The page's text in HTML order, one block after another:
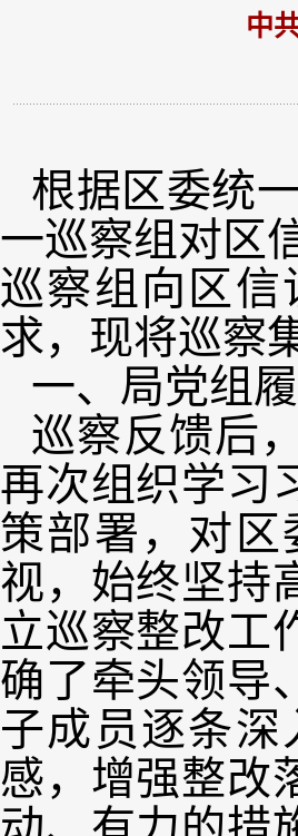
中
根据区委统
一巡察组对区
巡察组向区
求，现将巡察
一、局党组
巡察反馈后
再次组织学习
策部署，对
视，始终坚持
立巡察整改工
确了牵头领导
子成员逐条
感，增强整改